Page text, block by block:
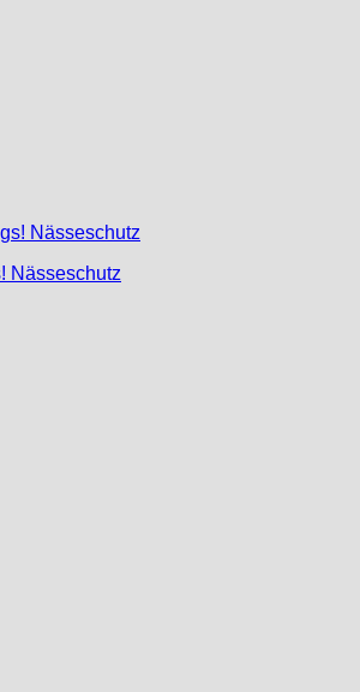
Nässeschutz